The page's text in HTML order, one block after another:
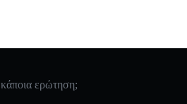
ερώτηση;